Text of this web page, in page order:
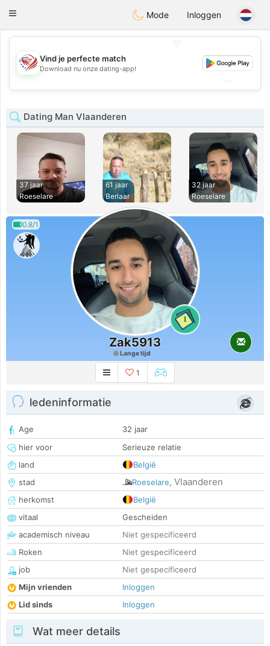
StatesDating
Toggle
Mode Inloggen
💖
💕
Vind je perfecte match
Download nu onze dating-app!
Dating Man Vlaanderen
37 jaar
Roeselare
61 jaar
Berlaar
32 jaar
Roeselare
0.8/1
1
Zak5913
Lange tijd
1
ledeninformatie
Age
32 jaar
hier voor
Serieuze relatie
land
België
stad
Roeselare, Vlaanderen
herkomst
België
vitaal
Gescheiden
academisch niveau
Niet gespecificeerd
Roken
Niet gespecificeerd
job
Niet gespecificeerd
Mijn vrienden
Inloggen
Lid sinds
Inloggen
Wat meer details